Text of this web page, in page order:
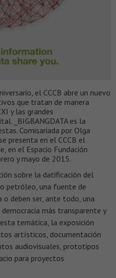
el CCCB abre un nuevo
que tratan de manera
y las grandes
_BIGBANGDATA es la
Comisariada por Olga
presenta en el CCCB el
en el Espacio Fundación
y mayo de 2015.
sobre la datificación del
petróleo, una fuente de
deben ser, ante todo, una
más transparente y
temática, la exposición
artísticos, documentación
audiovisuales, prototipos
para proyectos